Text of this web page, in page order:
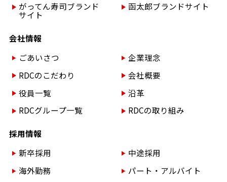
がってん寿司ブランド
サイト
函太郎ブランドサイト
会社情報
ごあいさつ
企業理念
RDCのこだわり
会社概要
役員一覧
沿革
RDCグループ一覧
RDCの取り組み
採用情報
新卒採用
中途採用
海外勤務
パート・アルバイト